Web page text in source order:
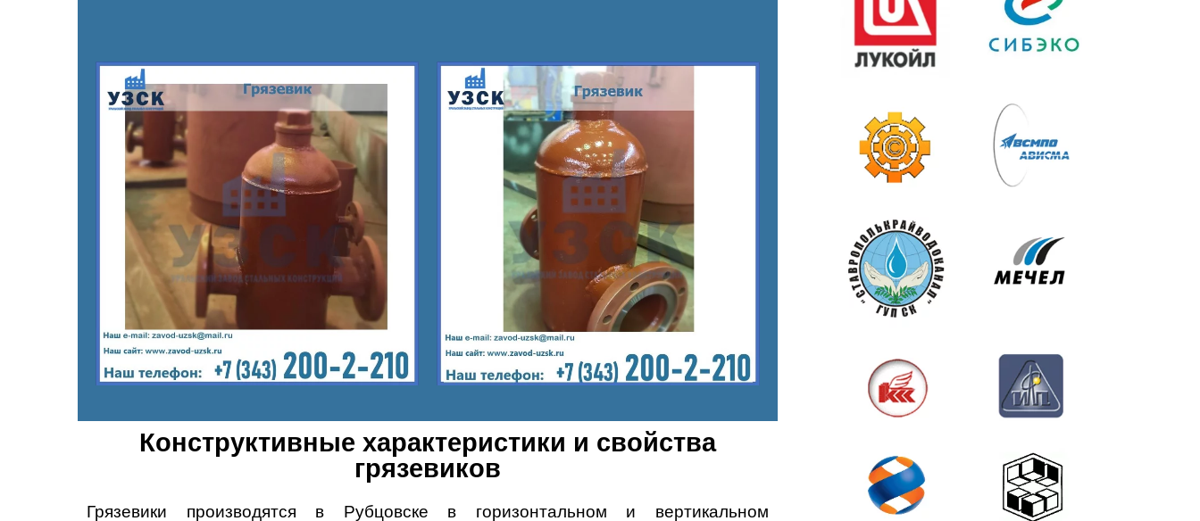
Конструктивные характеристики и свойства
грязевиков
Грязевики производятся в Рубцовске в горизонтальном и вертикальном